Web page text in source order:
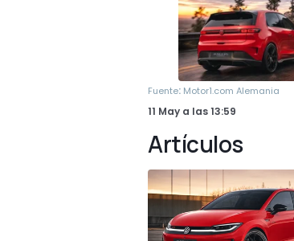
Fuente: Motor1.com Alemania
11 May a las13:59
Artículos